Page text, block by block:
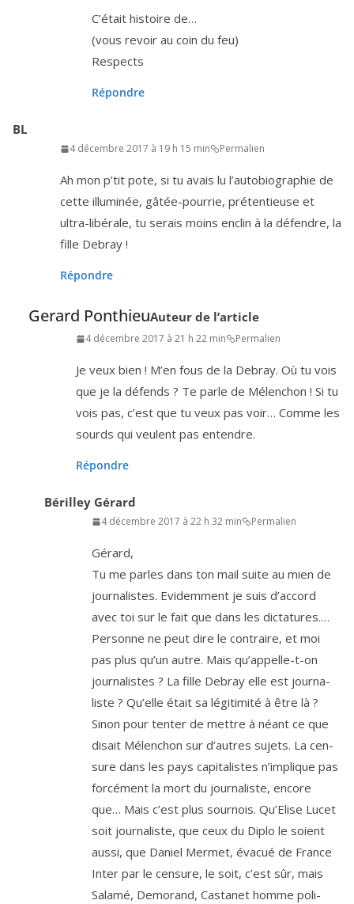
C’était his­toire de…
(vous revoir au coin du feu)
Respects
Répondre
BL
4 décembre 2017 à 19 h 15 min Permalien
Ah mon p’tit pote, si tu avais lu l’au­to­bio­gra­phie de
cette illu­mi­née, gâtée-pour­rie, pré­ten­tieuse et
ultra-libé­rale, tu serais moins enclin à la défendre, la
fille Debray !
Répondre
Gerard PonthieuAuteur de l’article
4 décembre 2017 à 21 h 22 min Permalien
Je veux bien ! M’en fous de la Debray. Où tu vois
que je la défends ? Te parle de Mélenchon ! Si tu
vois pas, c’est que tu veux pas voir… Comme les
sourds qui veulent pas entendre.
Répondre
Bérilley Gérard
4 décembre 2017 à 22 h 32 min Permalien
Gérard,
Tu me parles dans ton mail suite au mien de
jour­na­listes. Evidemment je suis d’ac­cord
avec toi sur le fait que dans les dic­ta­tures.…
Personne ne peut dire le contraire, et moi
pas plus qu’un autre. Mais qu’ap­pelle-t-on
jour­na­listes ? La fille Debray elle est jour­na­
liste ? Qu’elle était sa légi­ti­mi­té à être là ?
Sinon pour ten­ter de mettre à néant ce que
disait Mélenchon sur d’autres sujets. La cen­
sure dans les pays capi­ta­listes n’im­plique pas
for­cé­ment la mort du jour­na­liste, encore
que… Mais c’est plus sour­nois. Qu’Elise Lucet
soit jour­na­liste, que ceux du Diplo le soient
aus­si, que Daniel Mermet, éva­cué de France
Inter par le cen­sure, le soit, c’est sûr, mais
Salamé, Demorand, Castanet homme poli­